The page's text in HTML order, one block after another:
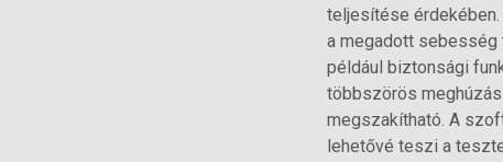
teljesítése
a megadott sebesség
például biztonsági
többszörös
megszakítható. A
lehetővé teszi a